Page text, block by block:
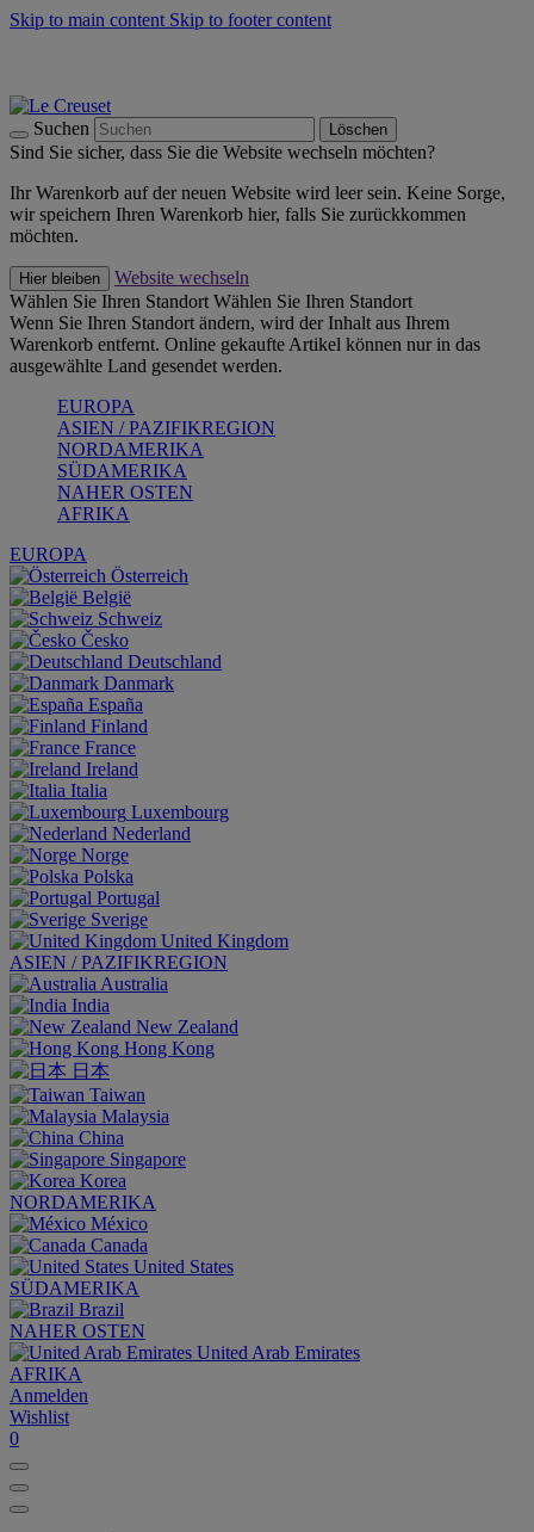
Skip to main content Skip to footer content
Suchen Löschen
Sind Sie sicher, dass Sie die Website wechseln möchten?
Ihr Warenkorb auf der neuen Website wird leer sein. Keine Sorge,
wir speichern Ihren Warenkorb hier, falls Sie zurückkommen
möchten.
Hier bleiben
Website wechseln
Wählen Sie Ihren Standort Wählen Sie Ihren Standort
Wenn Sie Ihren Standort ändern, wird der Inhalt aus Ihrem
Warenkorb entfernt. Online gekaufte Artikel können nur in das
ausgewählte Land gesendet werden.
EUROPA
ASIEN / PAZIFIKREGION
NORDAMERIKA
SÜDAMERIKA
NAHER OSTEN
AFRIKA
EUROPA
Österreich
België
Schweiz
Česko
Deutschland
Danmark
España
Finland
France
Ireland
Italia
Luxembourg
Nederland
Norge
Polska
Portugal
Sverige
United Kingdom
ASIEN / PAZIFIKREGION
Australia
India
New Zealand
Hong Kong
日本
Taiwan
Malaysia
China
Singapore
Korea
NORDAMERIKA
México
Canada
United States
SÜDAMERIKA
Brazil
NAHER OSTEN
United Arab Emirates
AFRIKA
Anmelden
Wishlist
0